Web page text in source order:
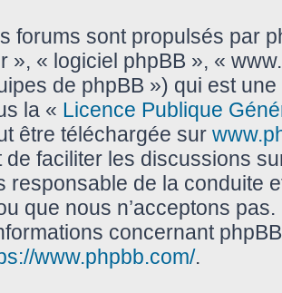
forums sont propulsés par
», « logiciel phpBB », «
de phpBB ») qui est
la « Licence Publique
être téléchargée sur
de faciliter les discussions
responsable de la conduite
que nous n’acceptons
concernant
www.phpbb.com/.